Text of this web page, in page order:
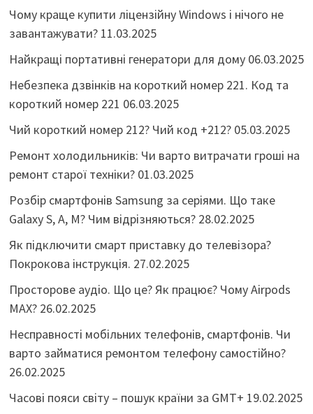
Чому краще купити ліцензійну Windows і нічого не
завантажувати? 11.03.2025
Найкращі портативні генератори для дому 06.03.2025
Небезпека дзвінків на короткий номер 221. Код та
короткий номер 221 06.03.2025
Чий короткий номер 212? Чий код +212? 05.03.2025
Ремонт холодильників: Чи варто витрачати гроші на
ремонт старої техніки? 01.03.2025
Розбір смартфонів Samsung за серіями. Що таке
Galaxy S, A, M? Чим відрізняються? 28.02.2025
Як підключити смарт приставку до телевізора?
Покрокова інструкція. 27.02.2025
Просторове аудіо. Що це? Як працює? Чому Airpods
MAX? 26.02.2025
Несправності мобільних телефонів, смартфонів. Чи
варто займатися ремонтом телефону самостійно?
26.02.2025
Часові пояси світу – пошук країни за GMT+ 19.02.2025